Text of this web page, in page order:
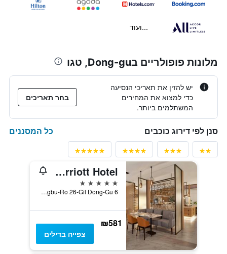
...ועוד
מלונות פופולריים בDong-gu, טגו
יש להזין את תאריכי הנסיעה
כדי למצוא את המחירים
המשתלמים ביותר.
בחר תאריכים
סנן לפי דירוג כוכבים כל המסננים
Daegu Marriott Hotel
5 כוכבים
6 Dongbu-Ro 26-Gil Dong-Gu, טגו, דרום קוריאה
₪581
צפייה בדילים